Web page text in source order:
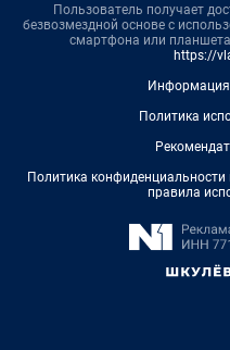
Пользователь получает
безвозмездной основе с
смартфона или планшета
https://
Информация
Политика
Политика
правила